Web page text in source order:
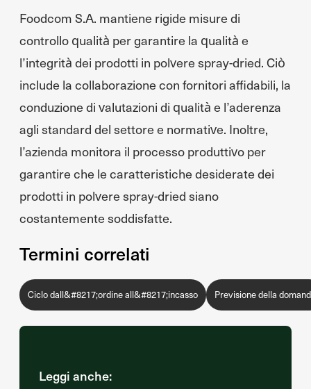
Foodcom S.A. mantiene rigide misure di
controllo qualità per garantire la qualità e
l’integrità dei prodotti in polvere spray-dried. Ciò
include la collaborazione con fornitori affidabili, la
conduzione di valutazioni di qualità e l’aderenza
agli standard del settore e normative. Inoltre,
l’azienda monitora il processo produttivo per
garantire che le caratteristiche desiderate dei
prodotti in polvere spray-dried siano
costantemente soddisfatte.
Termini correlati
Ciclo dall&#8217;ordine all&#8217;incasso Previsione della
Leggi anche: